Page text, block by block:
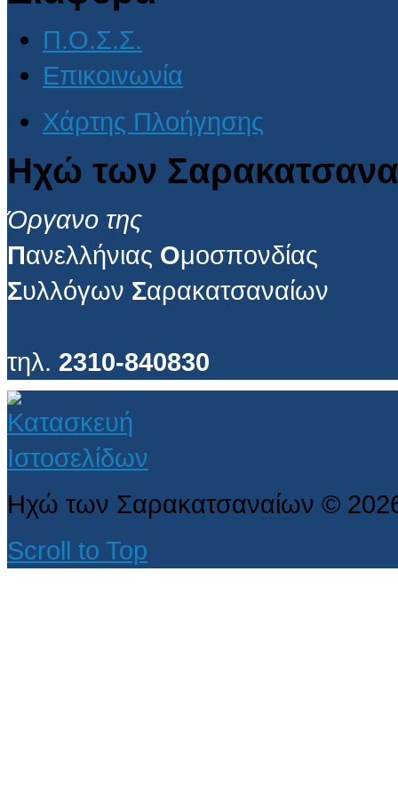
Π.Ο.Σ.Σ.
Επικοινωνία
Χάρτης Πλοήγησης
Ηχώ των
Όργανο της
Πανελλήνιας Ομοσπονδίας
Συλλόγων Σαρακατσαναίων
τηλ. 2310-840830
Ηχώ των Σαρακατσαναίων ©
Scroll to Top